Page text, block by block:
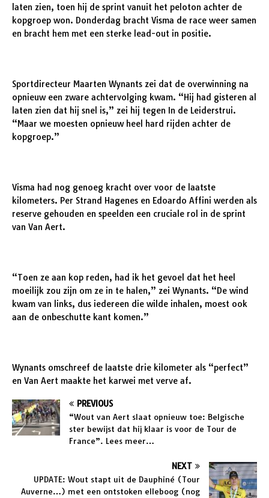
laten zien, toen hij de sprint vanuit het peloton achter de
kopgroep won. Donderdag bracht Visma de race weer samen
en bracht hem met een sterke lead-out in positie.
Sportdirecteur Maarten Wynants zei dat de overwinning na
opnieuw een zware achtervolging kwam. “Hij had gisteren al
laten zien dat hij snel is,” zei hij tegen In de Leiderstrui.
“Maar we moesten opnieuw heel hard rijden achter de
kopgroep.”
Visma had nog genoeg kracht over voor de laatste
kilometers. Per Strand Hagenes en Edoardo Affini werden als
reserve gehouden en speelden een cruciale rol in de sprint
van Van Aert.
“Toen ze aan kop reden, had ik het gevoel dat het heel
moeilijk zou zijn om ze in te halen,” zei Wynants. “De wind
kwam van links, dus iedereen die wilde inhalen, moest ook
aan de onbeschutte kant komen.”
Wynants omschreef de laatste drie kilometer als “perfect”
en Van Aert maakte het karwei met verve af.
PREVIOUS
“Wout van Aert slaat opnieuw toe: Belgische
ster bewijst dat hij klaar is voor de Tour de
France”. Lees meer…
NEXT
UPDATE: Wout stapt uit de Dauphiné (Tour
Auverne…) met een ontstoken elleboog (nog